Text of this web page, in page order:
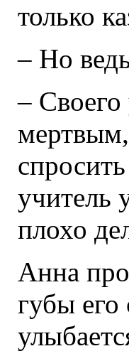
только
– Но
– Своего
учитель
плохо
Анна
губы